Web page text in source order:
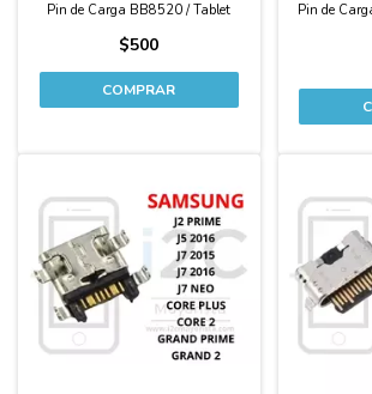
Pin de Carga BB8520 / Tablet
$500
Pin de